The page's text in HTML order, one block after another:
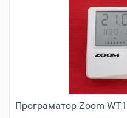
Програматор Zoom